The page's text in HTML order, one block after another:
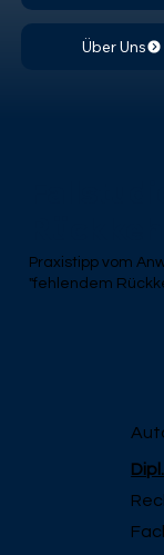
Über Uns
Praxistipp vom
"fehlendem